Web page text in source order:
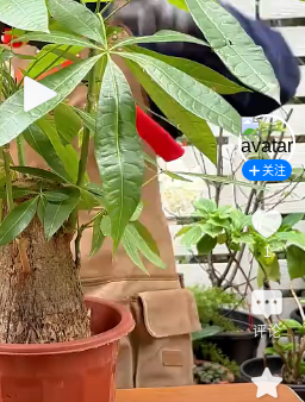
关注
1
评论